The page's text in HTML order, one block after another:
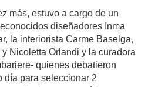
más, estuvo a cargo de un
diseñadores Inma
la interiorista Carme Baselga,
Nicoletta Orlandi y la curadora
quienes debatieron
día para seleccionar 2